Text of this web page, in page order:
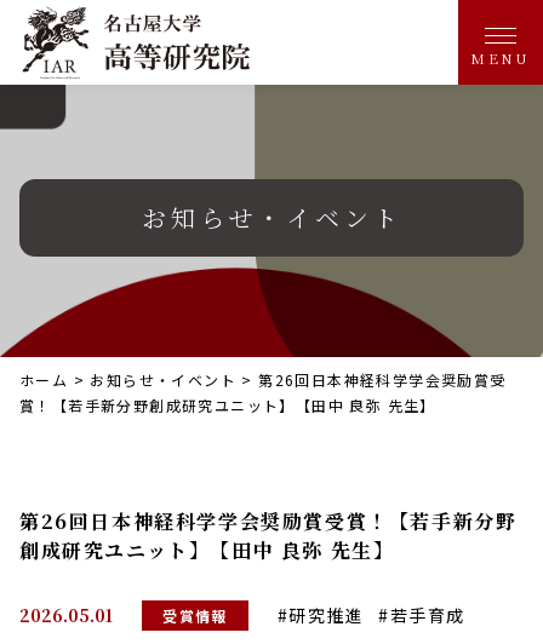
MENU
お知らせ・イベント
ホーム > お知らせ・イベント >第26回日本神経科学学会奨励賞受
賞！【若手新分野創成研究ユニット】【田中 良弥 先生】
第26回日本神経科学学会奨励賞受賞！【若手新分野
創成研究ユニット】【田中 良弥 先生】
2026.05.01 受賞情報 #研究推進 #若手育成